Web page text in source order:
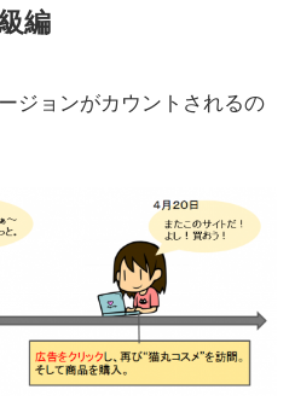
編
ジョンがカウントされるの